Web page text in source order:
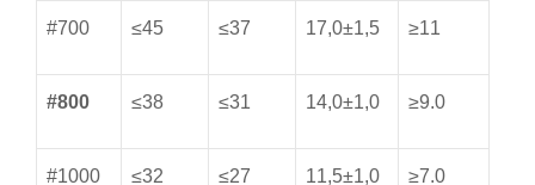
#700 ≤45 ≤37 17,0±1,5 ≥11
#800 ≤38 ≤31 14,0±1,0 ≥9.0
#1000 ≤32 ≤27 11,5±1,0 ≥7.0